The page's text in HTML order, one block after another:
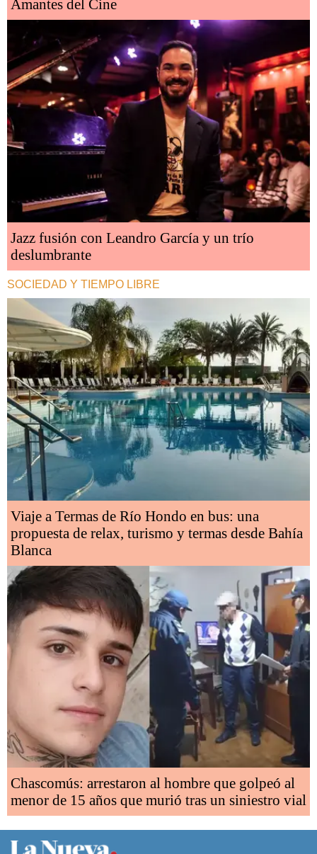
Amantes del Cine
Jazz fusión con Leandro García y un trío
deslumbrante
SOCIEDAD Y TIEMPO LIBRE
Viaje a Termas de Río Hondo en bus: una
propuesta de relax, turismo y termas desde Bahía
Blanca
Chascomús: arrestaron al hombre que golpeó al
menor de 15 años que murió tras un siniestro vial